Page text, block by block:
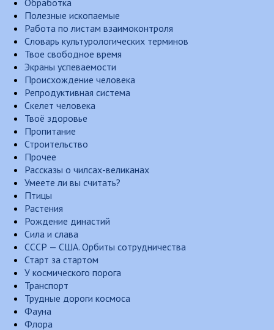
Обработка
Полезные ископаемые
Работа по листам взаимоконтроля
Словарь культурологических терминов
Твое свободное время
Экраны успеваемости
Происхождение человека
Репродуктивная система
Скелет человека
Твоё здоровье
Пропитание
Строительство
Прочее
Рассказы о чилсах-великанах
Умеете ли вы считать?
Птицы
Растения
Рождение династий
Сила и слава
СССР — США. Орбиты сотрудничества
Старт за стартом
У космического порога
Транспорт
Трудные дороги космоса
Фауна
Флора